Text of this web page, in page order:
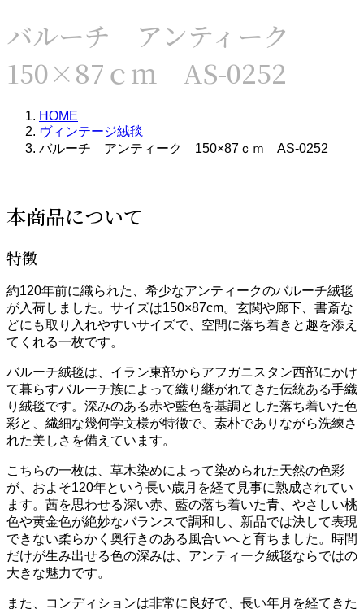
バルーチ アンティーク
150×87ｃｍ AS-0252
HOME
ヴィンテージ絨毯
バルーチ アンティーク 150×87ｃｍ AS-0252
本商品について
特徴
約120年前に織られた、希少なアンティークのバルーチ絨毯
が入荷しました。サイズは150×87cm。玄関や廊下、書斎な
どにも取り入れやすいサイズで、空間に落ち着きと趣を添え
てくれる一枚です。
バルーチ絨毯は、イラン東部からアフガニスタン西部にかけ
て暮らすバルーチ族によって織り継がれてきた伝統ある手織
り絨毯です。深みのある赤や藍色を基調とした落ち着いた色
彩と、繊細な幾何学文様が特徴で、素朴でありながら洗練さ
れた美しさを備えています。
こちらの一枚は、草木染めによって染められた天然の色彩
が、およそ120年という長い歳月を経て見事に熟成されてい
ます。茜を思わせる深い赤、藍の落ち着いた青、やさしい桃
色や黄金色が絶妙なバランスで調和し、新品では決して表現
できない柔らかく奥行きのある風合いへと育ちました。時間
だけが生み出せる色の深みは、アンティーク絨毯ならではの
大きな魅力です。
また、コンディションは非常に良好で、長い年月を経てきた